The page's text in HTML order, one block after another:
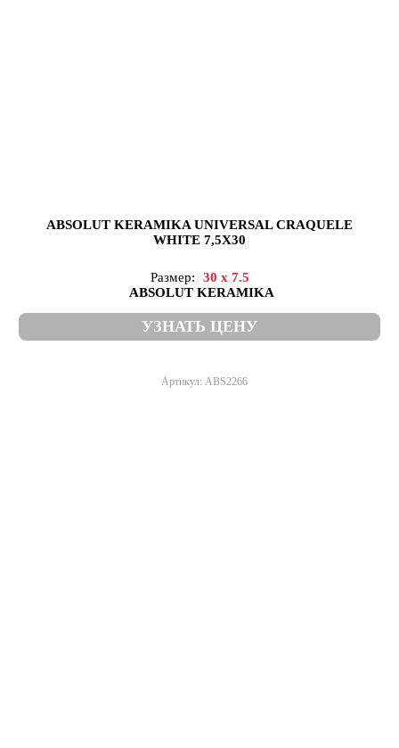
ABSOLUT KERAMIKA UNIVERSAL CRAQUELE
WHITE 7,5X30
Размер:
30 x 7.5
ABSOLUT KERAMIKA
УЗНАТЬ ЦЕНУ
Артикул: ABS2266